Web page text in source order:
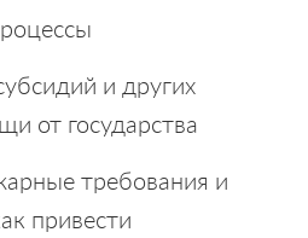
и других
от государства
требования и
привести